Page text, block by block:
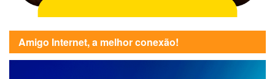
Amigo Internet, a melhor conexão!